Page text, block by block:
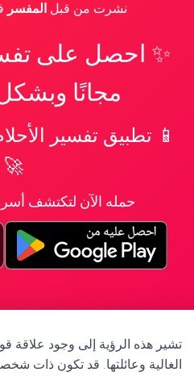
نشرت من قبل المفسر
✨ احصل على
مجانًا
🚀
حمله الآن لتكتشف
تشير هذه الرؤية إلى وجود علاقة
الغالية وعائلتها. قد تكون ذات